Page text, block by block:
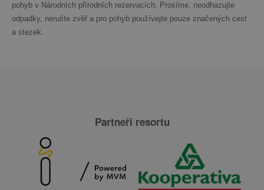
pohyb v Národních přírodních rezervacích. Prosíme, neodhazujte
odpadky, nerušte zvěř a pro pohyb používejte pouze značených cest
a stezek.
Partneři resortu